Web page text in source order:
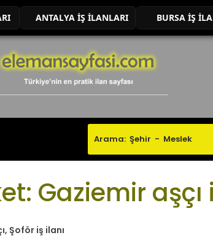
ANTALYA İŞ İLANLARI BURSA İŞ
Gaziemir aşçı
Şoför iş ilanı